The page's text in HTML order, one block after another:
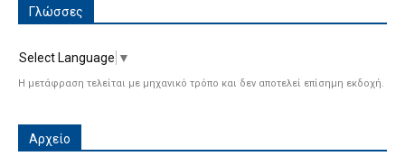
Γλώσσες
Select Language ▼
Η μετάφραση τελείται με μηχανικό τρόπο και δεν αποτελεί επίσημη εκδοχή.
Αρχείο